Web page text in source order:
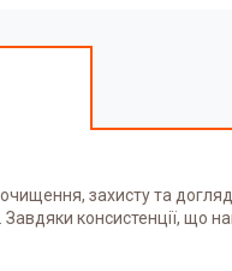
захисту та
консистенції, що